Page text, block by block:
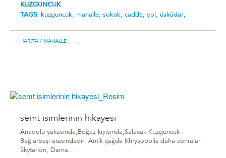
KUZGUNCUK
TAGS: kuzguncuk, mahalle, sokak, cadde, yol, üsküdar,
HARITA / MAHALLE
semt isimlerinin hikayesi
Anadolu yakasında,Boğaz kıyısında,Salacak-Kuzguncuk-
Bağlarbaşı arasındadır. Antik çağda Khrysopolis daha sonraları
Skytarion, Dama...